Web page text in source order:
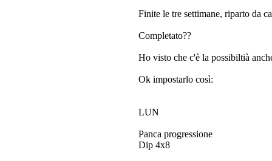
Finite le tre settimane, riparto da
Completato??
Ho visto che c'è la possibiltià
Ok impostarlo così:
LUN
Panca progressione
Dip 4x8